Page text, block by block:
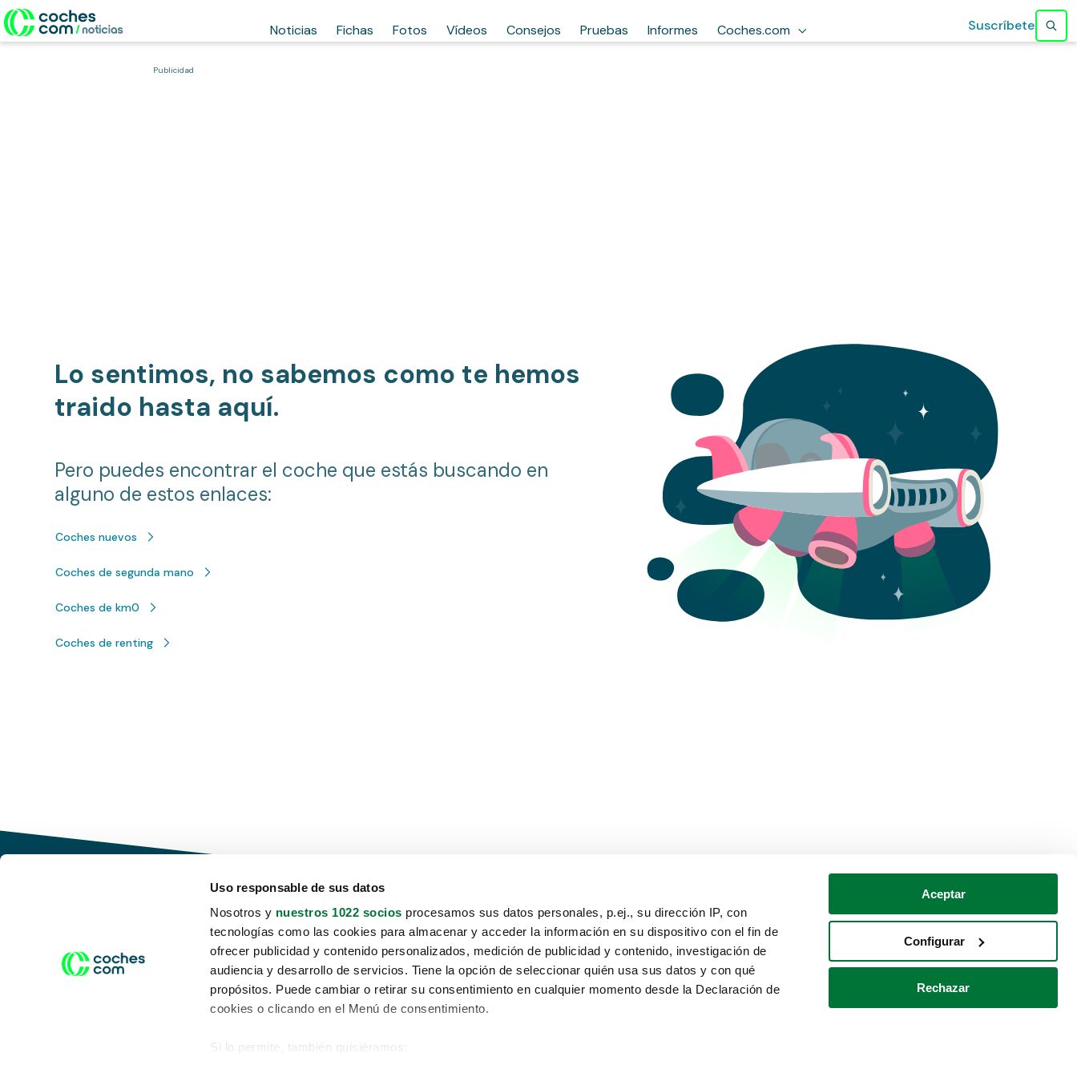
Uso responsable de sus datos
Nosotros y nuestros 1022 socios procesamos sus datos personales, p.ej., su dirección IP, con
tecnologías como las cookies para almacenar y acceder la información en su dispositivo con el fin de
ofrecer publicidad y contenido personalizados, medición de publicidad y contenido, investigación de
audiencia y desarrollo de servicios. Tiene la opción de seleccionar quién usa sus datos y con qué
propósitos. Puede cambiar o retirar su consentimiento en cualquier momento desde la Declaración de
cookies o clicando en el Menú de consentimiento.
Si lo permite, también quisiéramos:
Aceptar
Configurar
Rechazar
Noticias Fichas Fotos Vídeos Consejos Pruebas Informes Coches.com Suscríbete
Publicidad
Lo sentimos, no sabemos como te hemos
traido hasta aquí.
Pero puedes encontrar el coche que estás buscando en
alguno de estos enlaces:
Coches nuevos
Coches de segunda mano
Coches de km0
Coches de renting
Conduce tu futuro,
desata tu movilidad